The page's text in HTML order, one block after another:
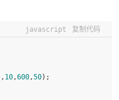
javascript 复制代码
, 10,600,50);